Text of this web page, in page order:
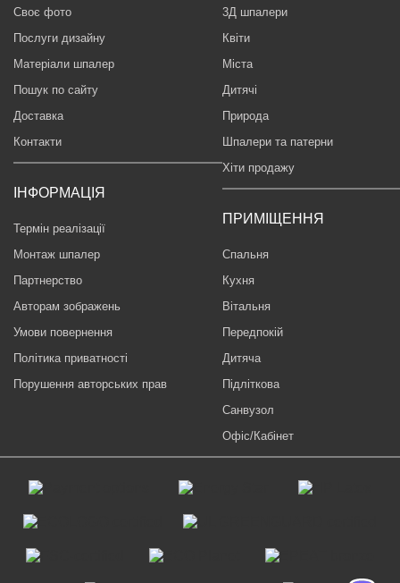
Своє фото
Послуги дизайну
Матеріали шпалер
Пошук по сайту
Доставка
Контакти
ІНФОРМАЦІЯ
Термін реалізації
Монтаж шпалер
Партнерство
Авторам зображень
Умови повернення
Політика приватності
Порушення авторських прав
3Д шпалери
Квіти
Міста
Дитячі
Природа
Шпалери та патерни
Хіти продажу
ПРИМІЩЕННЯ
Спальня
Кухня
Вітальня
Передпокій
Дитяча
Підліткова
Санвузол
Офіс/Кабінет